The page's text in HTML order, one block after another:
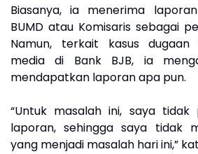
Biasanya, ia menerima
BUMD atau Komisaris sebagai
Namun, terkait kasus dugaan
media di Bank BJB, ia
mendapatkan laporan apa pun.
“Untuk masalah ini, saya
laporan, sehingga saya tidak
yang menjadi masalah hari ini,”